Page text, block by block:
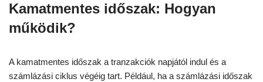
Kamatmentes időszak: Hogyan
működik?
A kamatmentes időszak a tranzakciók napjától indul és a
számlázási ciklus végéig tart. Például, ha a számlázási időszak